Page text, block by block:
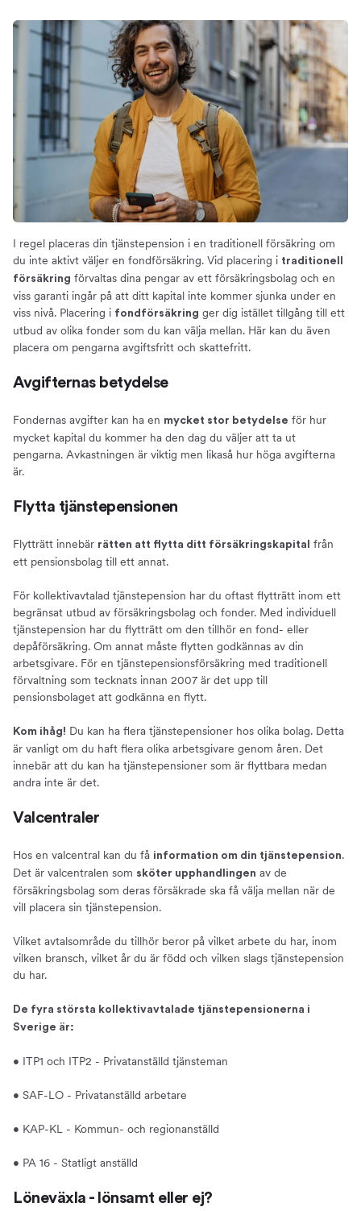
I regel placeras din tjänstepension i en traditionell försäkring om
du inte aktivt väljer en fondförsäkring. Vid placering i traditionell
försäkring förvaltas dina pengar av ett försäkringsbolag och en
viss garanti ingår på att ditt kapital inte kommer sjunka under en
viss nivå. Placering i fondförsäkring ger dig istället tillgång till ett
utbud av olika fonder som du kan välja mellan. Här kan du även
placera om pengarna avgiftsfritt och skattefritt.
Avgifternas betydelse
Fondernas avgifter kan ha en mycket stor betydelse för hur
mycket kapital du kommer ha den dag du väljer att ta ut
pengarna. Avkastningen är viktig men likaså hur höga avgifterna
är.
Flytta tjänstepensionen
Flytträtt innebär rätten att flytta ditt försäkringskapital
från
ett pensionsbolag till ett annat.
För kollektivavtalad tjänstepension har du oftast flytträtt inom ett
begränsat utbud av försäkringsbolag och fonder. Med individuell
tjänstepension har du flytträtt om den tillhör en fond- eller
depåförsäkring. Om annat måste flytten godkännas av din
arbetsgivare. För en tjänstepensionsförsäkring med traditionell
förvaltning som tecknats innan 2007 är det upp till
pensionsbolaget att godkänna en flytt.
Kom ihåg! Du kan ha flera tjänstepensioner hos olika bolag. Detta
är vanligt om du haft flera olika arbetsgivare genom åren. Det
innebär att du kan ha tjänstepensioner som är flyttbara medan
andra inte är det.
Valcentraler
Hos en valcentral kan du få information om din tjänstepension.
Det är valcentralen som sköter upphandlingen av de
försäkringsbolag som deras försäkrade ska få välja mellan när de
vill placera sin tjänstepension.
Vilket avtalsområde du tillhör beror på vilket arbete du har, inom
vilken bransch, vilket år du är född och vilken slags tjänstepension
du har.
De fyra största kollektivavtalade tjänstepensionerna i
Sverige är:
• ITP1 och ITP2 - Privatanställd tjänsteman
• SAF-LO - Privatanställd arbetare
• KAP-KL - Kommun- och regionanställd
• PA 16 - Statligt anställd
Löneväxla - lönsamt eller ej?